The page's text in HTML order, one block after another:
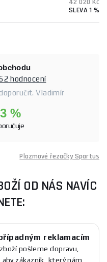
42 020 Kč
SLEVA 1 %
hodnocení
Vladimír
%
Plazmové řezačky Spartus
OD NÁS NAVÍC
reklamacím
pošleme dopravu,
zákazník, který nám